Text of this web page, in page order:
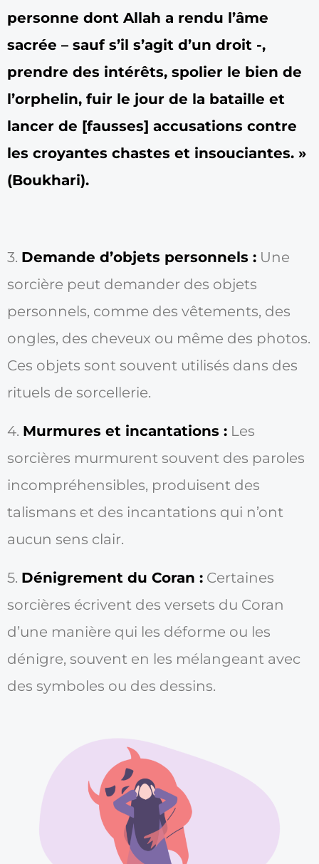
personne dont Allah a rendu l’âme
sacrée – sauf s’il s’agit d’un droit -,
prendre des intérêts, spolier le bien de
l’orphelin, fuir le jour de la bataille et
lancer de [fausses] accusations contre
les croyantes chastes et insouciantes. »
(Boukhari).
3. Demande d’objets personnels : Une
sorcière peut demander des objets
personnels, comme des vêtements, des
ongles, des cheveux ou même des photos.
Ces objets sont souvent utilisés dans des
rituels de sorcellerie.
4. Murmures et incantations : Les
sorcières murmurent souvent des paroles
incompréhensibles, produisent des
talismans et des incantations qui n’ont
aucun sens clair.
5. Dénigrement du Coran : Certaines
sorcières écrivent des versets du Coran
d’une manière qui les déforme ou les
dénigre, souvent en les mélangeant avec
des symboles ou des dessins.